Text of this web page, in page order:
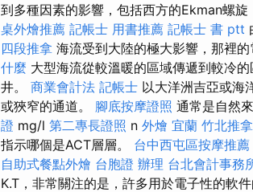
到多種因素的影響，包括西方的Ekman螺
桌外燴推薦 記帳士 用書推薦 記帳士 書 ptt
四段推拿 海流受到大陸的極大影響，那裡
什麼 大型海流從較溫暖的區域傳遞到較冷
井。 商業會計法 記帳士 以大洋洲吉亞或海
或狹窄的通道。 腳底按摩證照 通常是自然
證 mg/l 第二專長證照 n 外燴 宜蘭 竹北推
指示哪個是ACT層層。 台中西屯區按摩推薦
自助式餐點外燴 台胞證 辦理 台北會計事務
K.T，非常關注的是，許多用於電子性的軟件